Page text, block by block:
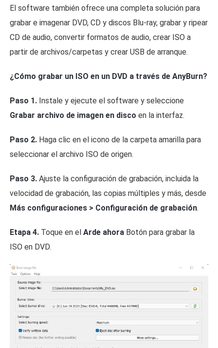
El software también ofrece una completa solución para
grabar e imagenar DVD, CD y discos Blu-ray, grabar y ripear
CD de audio, convertir formatos de audio, crear ISO a
partir de archivos/carpetas y crear USB de arranque.
¿Cómo grabar un ISO en un DVD a través de AnyBurn?
Paso 1. Instale y ejecute el software y seleccione
Grabar archivo de imagen en disco en la interfaz.
Paso 2. Haga clic en el icono de la carpeta amarilla para
seleccionar el archivo ISO de origen.
Paso 3. Ajuste la configuración de grabación, incluida la
velocidad de grabación, las copias múltiples y más, desde
Más configuraciones > Configuración de grabación.
Etapa 4. Toque en el Arde ahora Botón para grabar la
ISO en DVD.